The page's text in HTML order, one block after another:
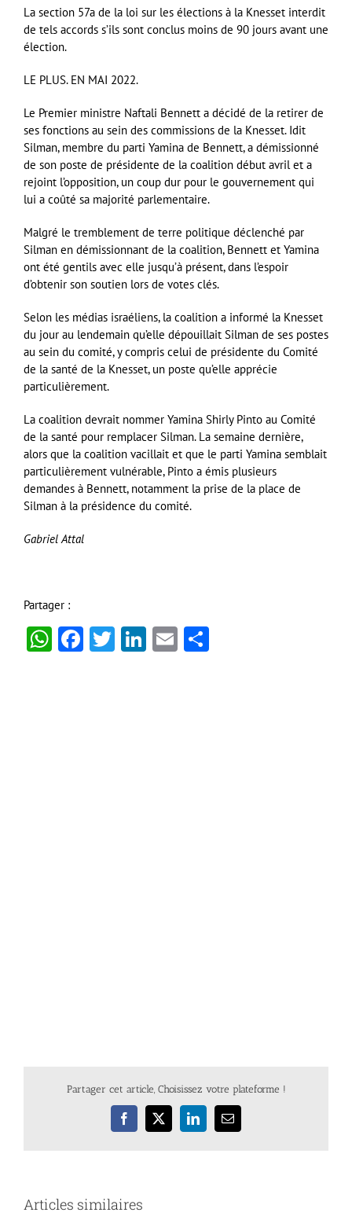
La section 57a de la loi sur les élections à la Knesset interdit
de tels accords s’ils sont conclus moins de 90 jours avant une
élection.
LE PLUS. EN MAI 2022.
Le Premier ministre Naftali Bennett a décidé de la retirer de
ses fonctions au sein des commissions de la Knesset. Idit
Silman, membre du parti Yamina de Bennett, a démissionné
de son poste de présidente de la coalition début avril et a
rejoint l’opposition, un coup dur pour le gouvernement qui
lui a coûté sa majorité parlementaire.
Malgré le tremblement de terre politique déclenché par
Silman en démissionnant de la coalition, Bennett et Yamina
ont été gentils avec elle jusqu’à présent, dans l’espoir
d’obtenir son soutien lors de votes clés.
Selon les médias israéliens, la coalition a informé la Knesset
du jour au lendemain qu’elle dépouillait Silman de ses postes
au sein du comité, y compris celui de présidente du Comité
de la santé de la Knesset, un poste qu’elle apprécie
particulièrement.
La coalition devrait nommer Yamina Shirly Pinto au Comité
de la santé pour remplacer Silman. La semaine dernière,
alors que la coalition vacillait et que le parti Yamina semblait
particulièrement vulnérable, Pinto a émis plusieurs
demandes à Bennett, notamment la prise de la place de
Silman à la présidence du comité.
Gabriel Attal
Partager :
WhatsApp
Facebook
Twitter
LinkedIn
Email
Partager cet article, Choisissez votre plateforme !
Facebook
X LinkedInEmail
Articles similaires